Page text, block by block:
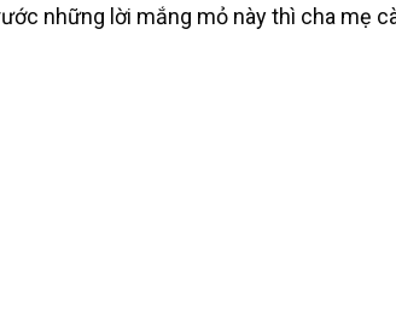
những lời mắng mỏ này thì cha mẹ